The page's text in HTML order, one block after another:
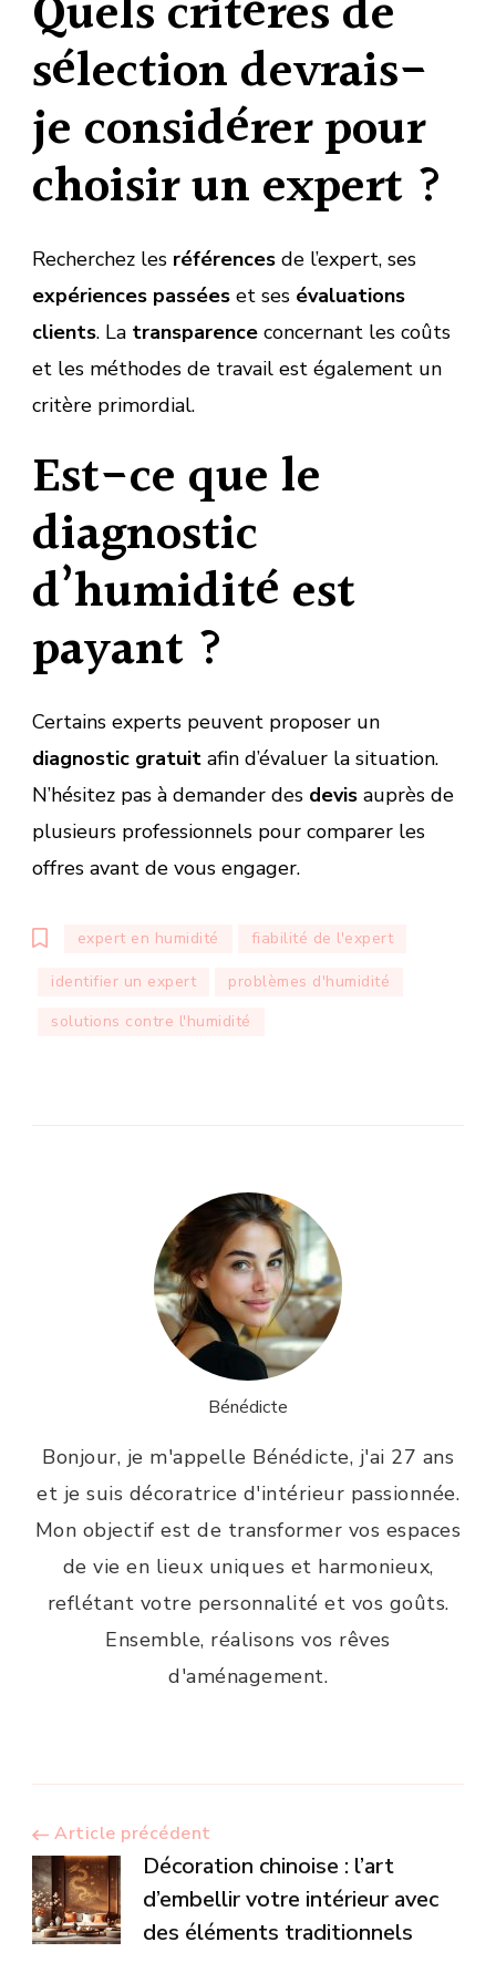
sélection devrais-
je considérer pour
choisir un expert ?
Recherchez les références de l’expert, ses
expériences passées et ses évaluations
clients. La transparence concernant les coûts
et les méthodes de travail est également un
critère primordial.
Est-ce que le
diagnostic
d’humidité est
payant ?
Certains experts peuvent proposer un
diagnostic gratuit afin d’évaluer la situation.
N’hésitez pas à demander des devis auprès de
plusieurs professionnels pour comparer les
offres avant de vous engager.
expert en humidité fiabilité de l'expert
identifier un expert
problèmes d'humidité
solutions contre l'humidité
Bénédicte
Bonjour, je m'appelle Bénédicte, j'ai 27 ans
et je suis décoratrice d'intérieur passionnée.
Mon objectif est de transformer vos espaces
de vie en lieux uniques et harmonieux,
reflétant votre personnalité et vos goûts.
Ensemble, réalisons vos rêves
d'aménagement.
Navigation
d’article
Article précédent
Décoration chinoise : l’art
d’embellir votre intérieur avec
des éléments traditionnels